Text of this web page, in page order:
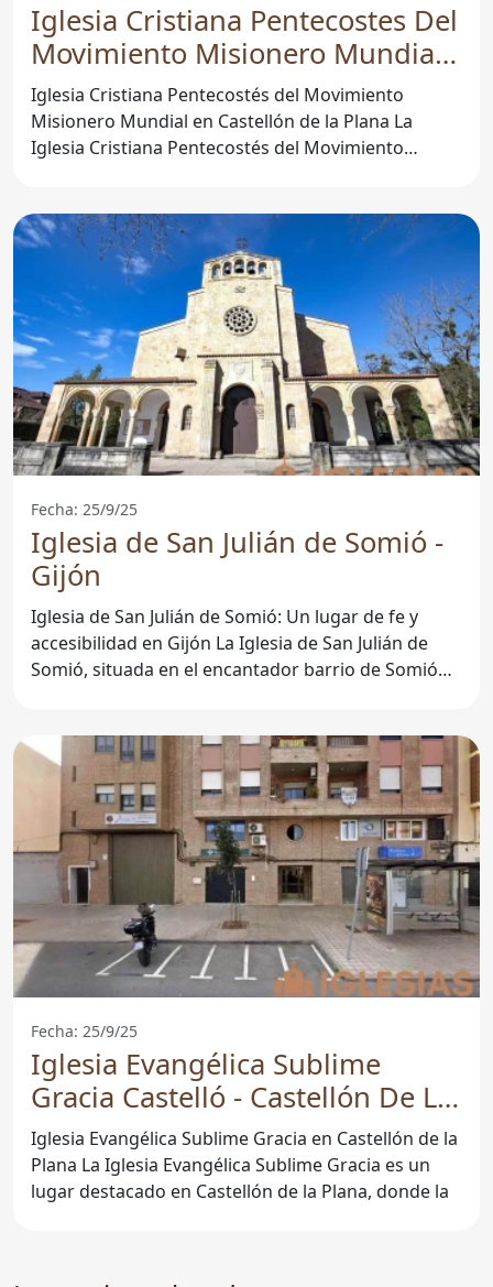
Iglesia Cristiana Pentecostes Del
Movimiento Misionero Mundial -
--------- 106.4 fm - Castellón De La
Plana
Iglesia Cristiana Pentecostés del Movimiento
Misionero Mundial en Castellón de la Plana La
Iglesia Cristiana Pentecostés del Movimiento
Fecha: 25/9/25
Iglesia de San Julián de Somió -
Gijón
Iglesia de San Julián de Somió: Un lugar de fe y
accesibilidad en Gijón La Iglesia de San Julián de
Somió, situada en el encantador barrio de Somió
Fecha: 25/9/25
Iglesia Evangélica Sublime
Gracia Castelló - Castellón De La
Plana
Iglesia Evangélica Sublime Gracia en Castellón de la
Plana La Iglesia Evangélica Sublime Gracia es un
lugar destacado en Castellón de la Plana, donde la